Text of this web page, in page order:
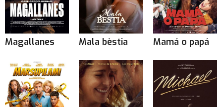
Magallanes Mala bèstia Mamá o papá